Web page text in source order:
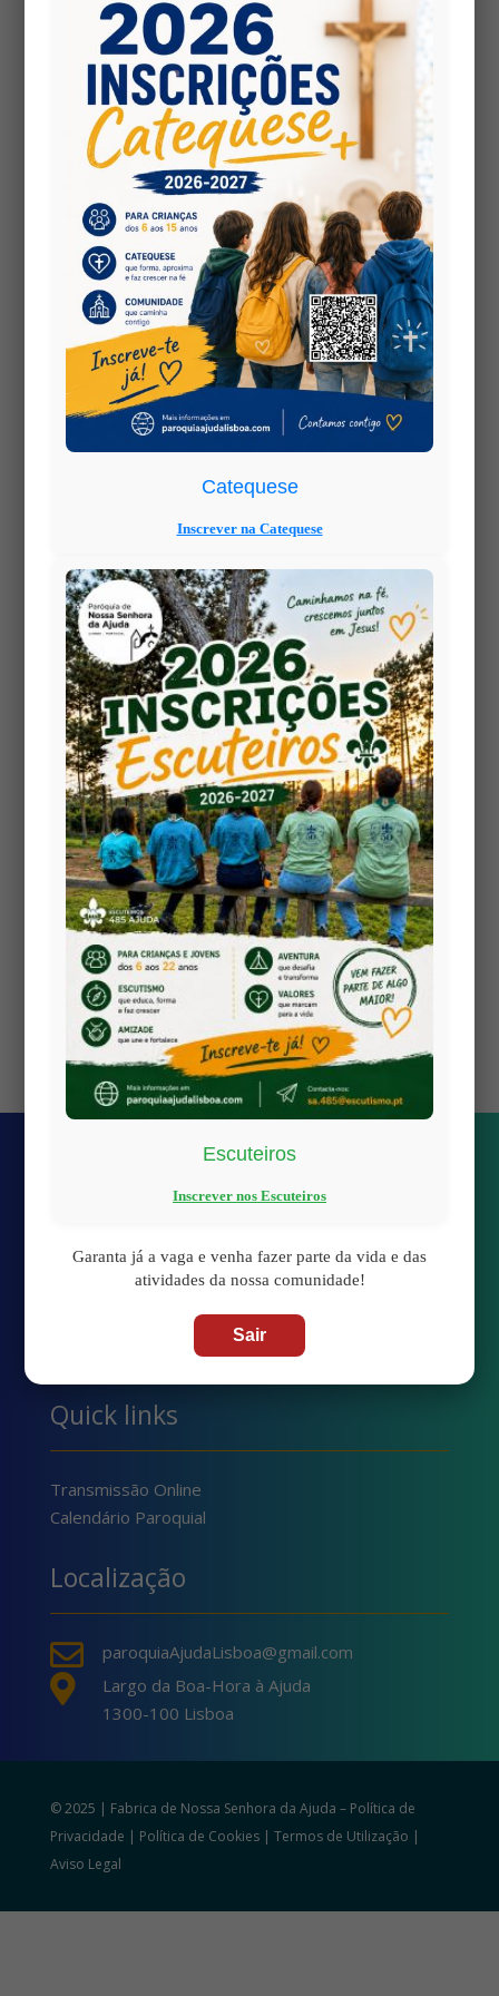
Fazendo a sua doação de alimentos durante a
campanha;
Oferecendo algum do seu tempo para ajudar na
recolha;
Divulgando esta iniciativa junto de familiares e
Quem tiver disponibilidade para colaborar como
voluntário, mesmo que apenas durante um
pequeno período, agradecemos que entre em
contacto com os Escuteiros do Agrupamento 485
para indicar a sua disponibilidade.
Num tempo em que tantas famílias continuam a
enfrentar dificuldades, cada gesto conta. Como
recorda o Banco Alimentar, a partilha de bens e o
voluntariado são testemunho concreto do amor ao
solidariedade em ação.
🙏 Todos juntos conseguiremos fazer a diferença.
Porque um pequeno gesto para nós pode significar
muito para quem mais precisa.
Views: 7
Quick links
Transmissão Online
Calendário Paroquial
Localização
 paroquiaAjudaLisboa@gmail.com

Largo da Boa-Hora à Ajuda
1300-100 Lisboa
© 2025 | Fabrica de Nossa Senhora da Ajuda – Política de
Privacidade | Política de Cookies| Termos de Utilização |
Aviso Legal
Catequese
Inscrever na Catequese
Escuteiros
Inscrever nos Escuteiros
Garanta já a vaga e venha fazer parte da vida e das
atividades da nossa comunidade!
Sair